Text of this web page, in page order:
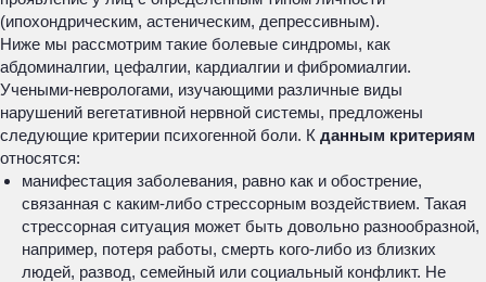
(ипохондрическим, астеническим, депрессивным).
Ниже мы рассмотрим такие болевые синдромы, как
абдоминалгии, цефалгии, кардиалгии и фибромиалгии.
Учеными-неврологами, изучающими различные виды
нарушений вегетативной нервной системы, предложены
следующие критерии психогенной боли. К данным критериям
относятся:
манифестация заболевания, равно как и обострение,
связанная с каким-либо стрессорным воздействием. Такая
стрессорная ситуация может быть довольно разнообразной,
например, потеря работы, смерть кого-либо из близких
людей, развод, семейный или социальный конфликт. Не